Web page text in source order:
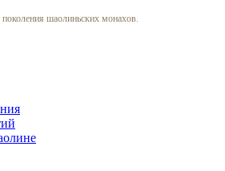
шаолиньских монахов.